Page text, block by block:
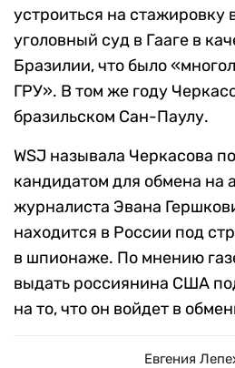
устроиться на
уголовный суд в Гааге в
Бразилии, что было
ГРУ». В том же году
бразильском Сан-Паулу.
WSJ называла Черкасова
кандидатом для обмена на
журналиста Эвана
находится в России под
в шпионаже. По мнению
выдать россиянина США
на то, что он войдет в
Евгения